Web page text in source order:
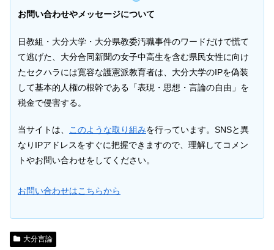
お問い合わせやメッセージについて
日教組・大分大学・大分県教委汚職事件のワードだけで慌て
て逃げた、大分合同新聞の女子中高生を含む県民女性に向け
たセクハラには寛容な護憲派教育者は、大分大学のIPを偽装
して基本的人権の根幹である「表現・思想・言論の自由」を
税金で侵害する。
当サイトは、 このような取り組みを行っています。SNSと異
なりIPアドレスをすぐに把握できますので、理解してコメン
トやお問い合わせをしてください。
お問い合わせはこちらから
大分言論